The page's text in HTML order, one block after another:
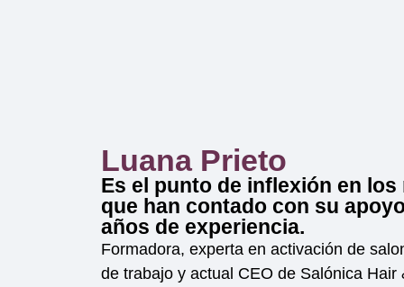
Luana Prieto
Es el punto de inflexión en
que han contado con su
años de experiencia.
Formadora, experta en activación de
de trabajo y actual CEO de Salónica Hair